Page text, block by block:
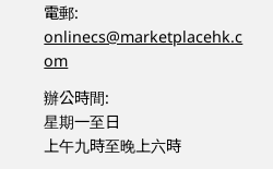
電郵:
onlinecs@marketplacehk.c
om
辦公時間:
星期一至日
上午九時至晚上六時